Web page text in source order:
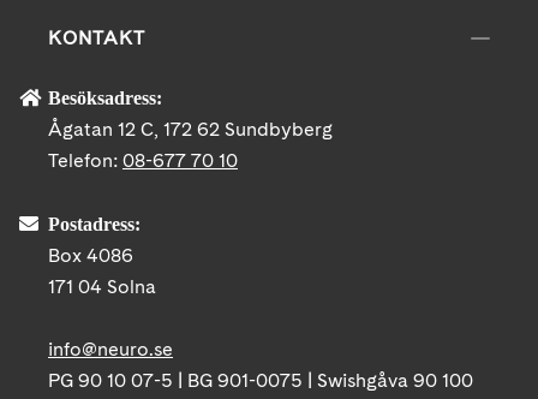
KONTAKT
Besöksadress:
Ågatan 12 C, 172 62 Sundbyberg
Telefon: 08-677 70 10
Postadress:
Box 4086
171 04 Solna
info@neuro.se
PG 90 10 07-5 | BG 901-0075 | Swishgåva 90 100